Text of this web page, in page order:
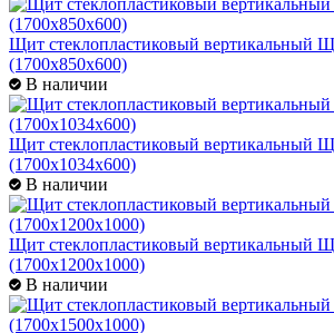
Щит стеклопластиковый
(1700х850х600)
В наличии
Щит стеклопластиковый
(1700х1034х600)
В наличии
Щит стеклопластиковый
(1700х1200х1000)
В наличии